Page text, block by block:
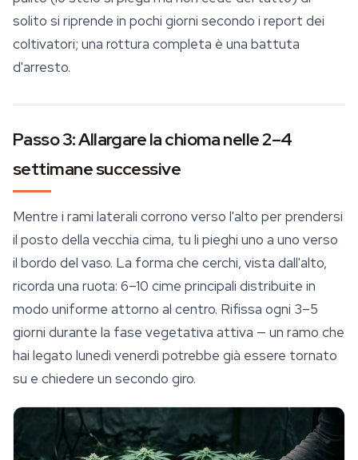
solito si riprende in pochi giorni secondo i report dei
coltivatori; una rottura completa è una battuta
d'arresto.
Passo 3: Allargare la chioma nelle 2–4
settimane successive
Mentre i rami laterali corrono verso l'alto per prendersi
il posto della vecchia cima, tu li pieghi uno a uno verso
il bordo del vaso. La forma che cerchi, vista dall'alto,
ricorda una ruota: 6–10 cime principali distribuite in
modo uniforme attorno al centro. Rifissa ogni 3–5
giorni durante la fase vegetativa attiva — un ramo che
hai legato lunedì venerdì potrebbe già essere tornato
su e chiedere un secondo giro.